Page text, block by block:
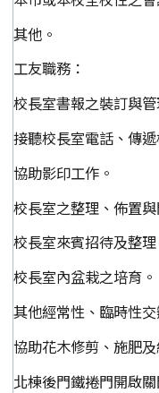
其他。
工友職務：
校長室書報之裝訂與管
接聽校長室電話、傳遞
協助影印工作。
校長室之整理、佈置與
校長室來賓招待及整理
校長室內盆栽之培育。
其他經常性、臨時性交
協助花木修剪、施肥
北棟後門鐵捲門開啟關